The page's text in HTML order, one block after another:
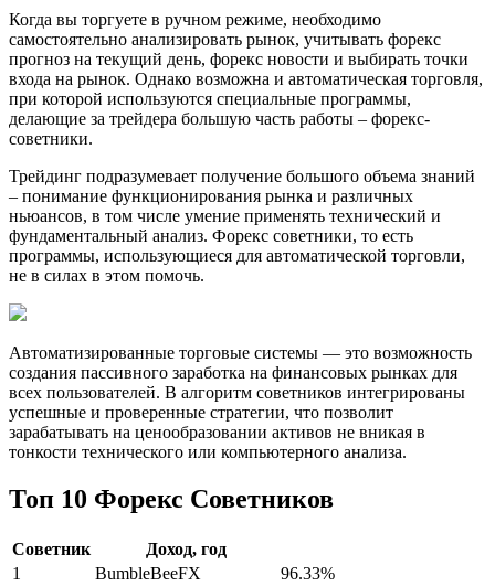
Когда вы торгуете в ручном режиме, необходимо
самостоятельно анализировать рынок, учитывать форекс
прогноз на текущий день, форекс новости и выбирать точки
входа на рынок. Однако возможна и автоматическая торговля,
при которой используются специальные программы,
делающие за трейдера большую часть работы – форекс-
советники.
Трейдинг подразумевает получение большого объема знаний
– понимание функционирования рынка и различных
ньюансов, в том числе умение применять технический и
фундаментальный анализ. Форекс советники, то есть
программы, использующиеся для автоматической торговли,
не в силах в этом помочь.
Автоматизированные торговые системы — это возможность
создания пассивного заработка на финансовых рынках для
всех пользователей. В алгоритм советников интегрированы
успешные и проверенные стратегии, что позволит
зарабатывать на ценообразовании активов не вникая в
тонкости технического или компьютерного анализа.
Топ 10 Форекс Советников
Советник
Доход, год
1
BumbleBeeFX
96.33%